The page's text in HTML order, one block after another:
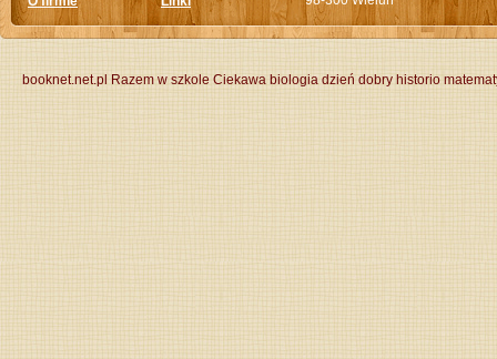
booknet.net.pl Razem w szkole Ciekawa biologia dzień dobry historio